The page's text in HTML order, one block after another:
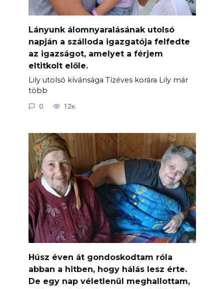
Lányunk álomnyaralásának utolsó
napján a szálloda igazgatója felfedte
az igazságot, amelyet a férjem
eltitkolt előle.
Lily utolsó kívánsága Tízéves korára Lily már
több
0 1.2к.
Húsz éven át gondoskodtam róla
abban a hitben, hogy hálás lesz érte.
De egy nap véletlenül meghallottam,